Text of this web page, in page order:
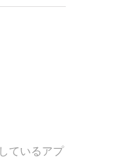
ているアプ